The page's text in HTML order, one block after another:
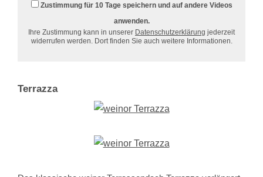
Zustimmung für 10 Tage speichern und auf andere Videos
anwenden.
Ihre Zustimmung kann in unserer Datenschutzerklärung jederzeit
widerrufen werden. Dort finden Sie auch weitere Informationen.
Terrazza